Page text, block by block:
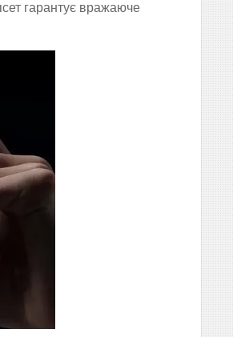
гарантує вражаюче